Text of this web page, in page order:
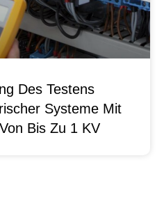
Des Testens
Systeme Mit
Bis Zu 1 KV